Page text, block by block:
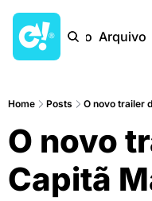
Início Arquivo
Home Posts O novo trailer
O novo
Capitã